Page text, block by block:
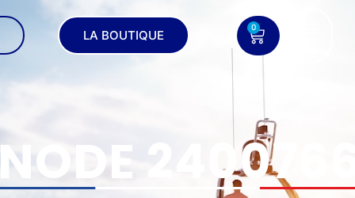
LA BOUTIQUE
0